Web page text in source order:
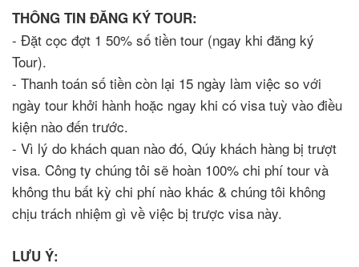
THÔNG TIN ĐĂNG KÝ TOUR:
- Đặt cọc đợt 1 50% số tiền tour (ngay khi đăng ký
Tour).
- Thanh toán số tiền còn lại 15 ngày làm việc so với
ngày tour khởi hành hoặc ngay khi có visa tuỳ vào điều
kiện nào đến trước.
- Vì lý do khách quan nào đó, Qúy khách hàng bị trượt
visa. Công ty chúng tôi sẽ hoàn 100% chi phí tour và
không thu bất kỳ chi phí nào khác & chúng tôi không
chịu trách nhiệm gì về việc bị trược visa này.
LƯU Ý: